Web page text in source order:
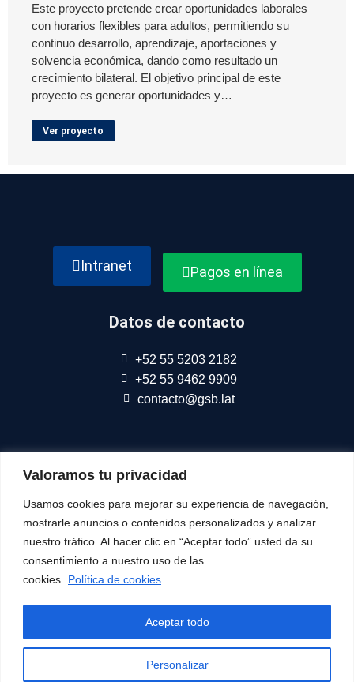
Valoramos tu privacidad
Usamos cookies para mejorar su experiencia de navegación,
mostrarle anuncios o contenidos personalizados y analizar
nuestro tráfico. Al hacer clic en “Aceptar todo” usted da su
consentimiento a nuestro uso de las
cookies.
Política de cookies
Personalizar
Aceptar todo
Este proyecto pretende crear oportunidades laborales
con horarios flexibles para adultos, permitiendo su
continuo desarrollo, aprendizaje, aportaciones y
solvencia económica, dando como resultado un
crecimiento bilateral. El objetivo principal de este
proyecto es generar oportunidades y…
Ver proyecto
Intranet Pagos en línea
Datos de contacto
+52 55 5203 2182
+52 55 9462 9909
contacto@gsb.lat
Somos parte deConnect Americas
Síguenos
© Todos Los Derechos Reservados
Consulta nuestraAviso de Privacidad
Política de cookies
Uso de SMS